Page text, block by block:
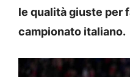
le qualità giuste per
campionato italiano.